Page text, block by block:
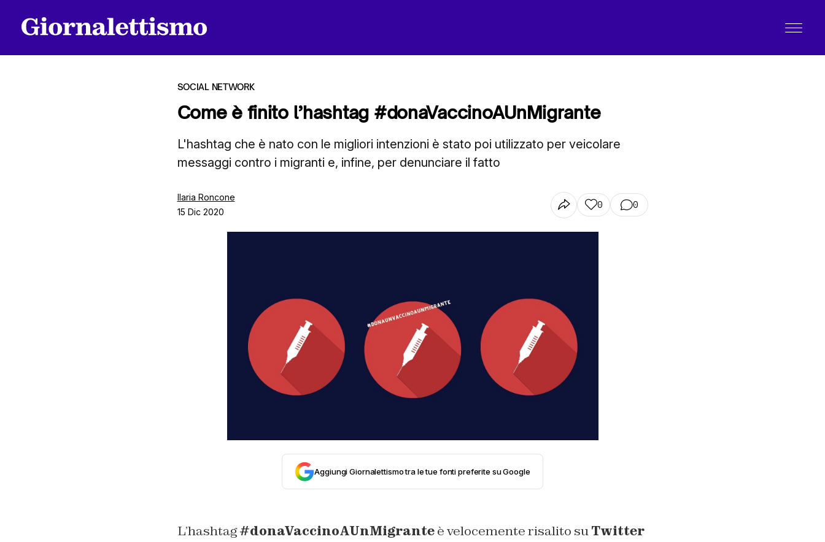
SOCIAL NETWORK
Come è finito l’hashtag #donaVaccinoAUnMigrante
L'hashtag che è nato con le migliori intenzioni è stato poi utilizzato per veicolare
messaggi contro i migranti e, infine, per denunciare il fatto
Ilaria Roncone
15 Dic 2020
0 0
Aggiungi Giornalettismo tra le tue fonti preferite su Google
L’hashtag#donaVaccinoAUnMigranteè velocemente risalito suTwitter